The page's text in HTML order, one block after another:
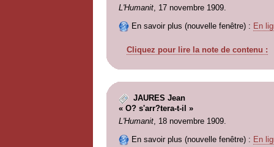
L'Humanit, 17 novembre 1909.
En savoir plus (nouvelle fenêtre) : En
Cliquez pour lire la note de contenu :
JAURES Jean
« O? s'arr?tera-t-il »
L'Humanit, 18 novembre 1909.
En savoir plus (nouvelle fenêtre) : En